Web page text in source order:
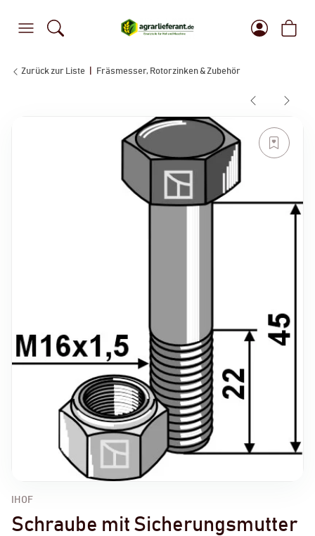
Zurück zur Liste Fräsmesser, Rotorzinken & Zubehör
IHOF
Schraube mit Sicherungsmutter